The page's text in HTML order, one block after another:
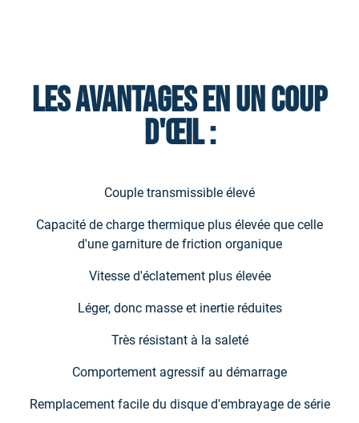
Les avantages en un coup
d'œil :
Couple transmissible élevé
Capacité de charge thermique plus élevée que celle
d'une garniture de friction organique
Vitesse d'éclatement plus élevée
Léger, donc masse et inertie réduites
Très résistant à la saleté
Comportement agressif au démarrage
Remplacement facile du disque d'embrayage de série